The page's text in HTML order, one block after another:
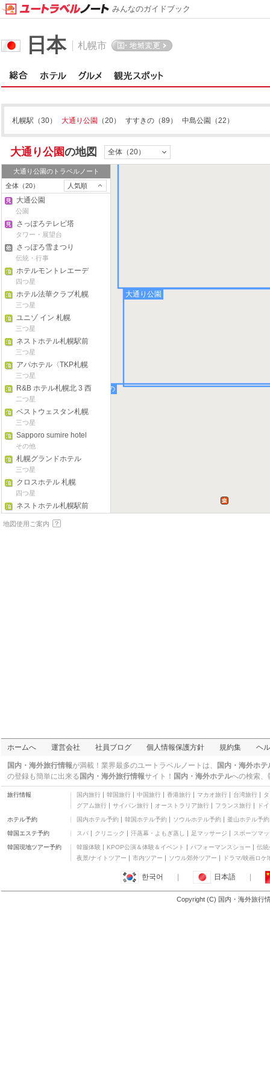
日本 札幌市
札幌駅 （30） 大通り公園 （20） すすきの （89） 中島公園 （22）
大通り公園の地図 全体（20）
大通り公園のトラベルノート
全体（20）
人気順
大通公園
公園
さっぽろテレビ塔
タワー・展望台
さっぽろ雪まつり
伝統・行事
ホテルモントレエーデ
ルホフ札幌
四つ星
ホテル法華クラブ札幌
三つ星
ユニゾ イン 札幌
三つ星
ネストホテル札幌駅前
三つ星
アパホテル〈TKP札幌
駅前〉
三つ星
R&B ホテル札幌北 3 西
2
二つ星
ベストウェスタン札幌
大通公園
三つ星
Sapporo sumire hotel
その他
札幌グランドホテル
三つ星
クロスホテル 札幌
四つ星
ネストホテル札幌駅前
New Otani Inn Sapporo
札幌駅
大通り公園
すすきの
地図使用ご案内
みんなのガイドブック
ホームへ 運営会社 社員ブログ 個人情報保護方針 規約集 ヘ
国内・海外旅行情報が満載！業界最多のユートラベルノートは、
国内・海外ホ
の登録も簡単に出来る 国内・海外旅行情報サイト！ 国内・海外ホテルへの検索、
旅行情報 国内旅行 韓国旅行 中国旅行 香港旅行 マカオ旅行 台湾旅行
グアム旅行
サイパン旅行 オーストラリア旅行 フランス旅行 ド
ホテル予約 国内ホテル予約 韓国ホテル予約 ソウルホテル予約 釜山ホテル予約
韓国エステ予約 スパ クリニック 汗蒸幕・よもぎ蒸し 足マッサージ スポーツマ
韓国現地ツアー予約 韓服体験 KPOP公演＆体験＆イベント パフォーマンスショー
伝統
夜景/ナイトツアー
市内ツアー ソウル郊外ツアー ドラマ/映画ロケ
한국어 日本語
Copyright (C) 国内・海外旅行